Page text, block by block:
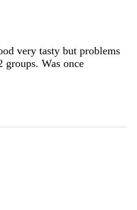
very tasty but problems
Was once